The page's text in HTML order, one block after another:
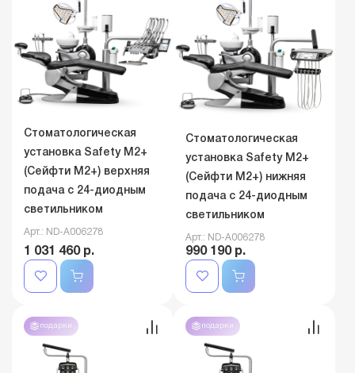
Стоматологическая
установка Safety M2+
(Сейфти M2+) верхняя
подача с 24-диодным
светильником
Арт.: ND-A006278
1 031 460 р.
Стоматологическая
установка Safety M2+
(Сейфти M2+) нижняя
подача с 24-диодным
светильником
Арт.: ND-A006278
990 190 р.
подарки подарки